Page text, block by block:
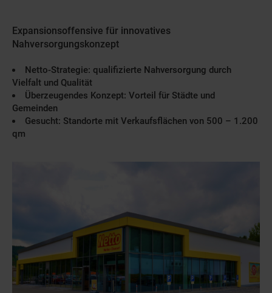
Expansionsoffensive für innovatives
Nahversorgungskonzept
Netto-Strategie: qualifizierte Nahversorgung durch
Vielfalt und Qualität
Überzeugendes Konzept: Vorteil für Städte und
Gemeinden
Gesucht: Standorte mit Verkaufsflächen von 500 – 1.200
qm